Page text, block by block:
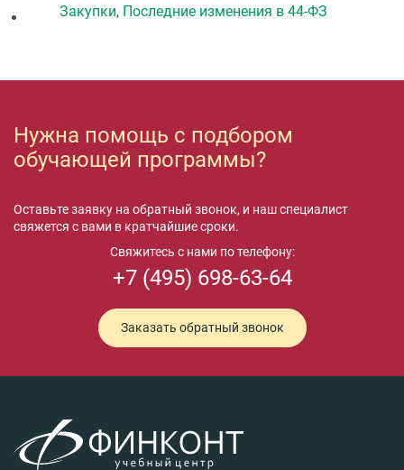
Закупки, Последние изменения в 44-ФЗ
Нужна помощь с подбором
обучающей программы?
Оставьте заявку на обратный звонок, и наш специалист
свяжется с вами в кратчайшие сроки.
Свяжитесь с нами по телефону:
+7 (495) 698-63-64
Заказать обратный звонок